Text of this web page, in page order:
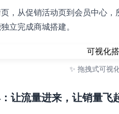
，从促销活动页到会员中心
立完成商城搭建。
✨ 拖拽式可视
让流量进来，让销量飞